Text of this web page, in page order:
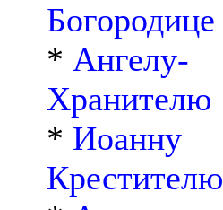
Богородице
* Ангелу-
Хранителю
* Иоанну
Крестителю